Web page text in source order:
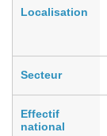
Localisation
Secteur
Effectif
national